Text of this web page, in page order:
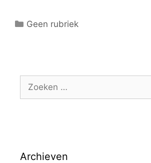
C
g
o
r
Geen rubriek
n
Archieven